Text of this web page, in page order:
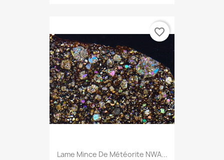
Lame Mince De Météorite NWA...
favorite_border